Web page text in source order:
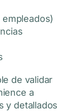
de validar
a
y detallados